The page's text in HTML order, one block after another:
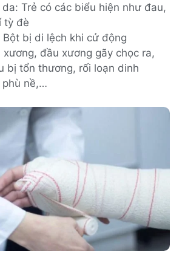
Trẻ có các biểu hiện như đau,
tỳ đè
Bột bị di lệch khi cử động
xương, đầu xương gãy chọc ra,
bị tổn thương, rối loạn dinh
phù nề,…